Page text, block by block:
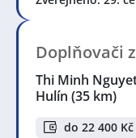
Doplňovači
Thi Minh
Hulín (35 km)
do 22 400 Kč